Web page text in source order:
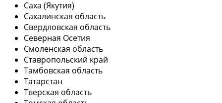
Саха (Якутия)
Сахалинская область
Свердловская область
Северная Осетия
Смоленская область
Ставропольский край
Тамбовская область
Татарстан
Тверская область